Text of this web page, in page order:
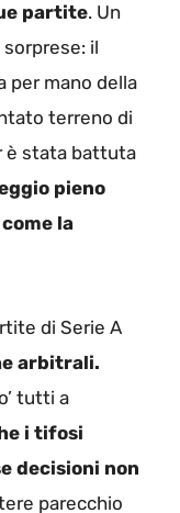
partite. Un
il
per mano della
terreno di
è stata battuta
pieno
la
di Serie A
arbitrali.
tutti a
i tifosi
decisioni non
parecchio